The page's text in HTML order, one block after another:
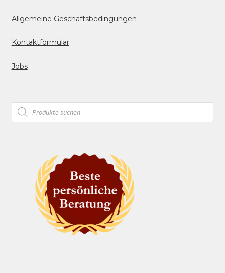
Allgemeine Geschäftsbedingungen
Kontaktformular
Jobs
Products
search